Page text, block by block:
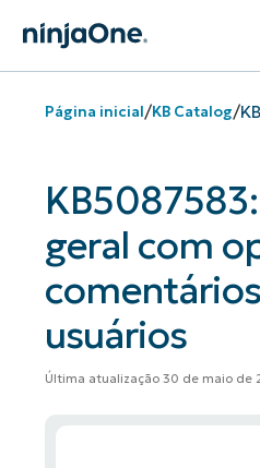
Página inicial/KB Catalog/
geral com
usuários
Última atualização 30 de maio de